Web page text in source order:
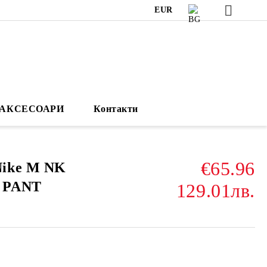
EUR
АКСЕСОАРИ Контакти
M NK
€65.96
129.01лв.